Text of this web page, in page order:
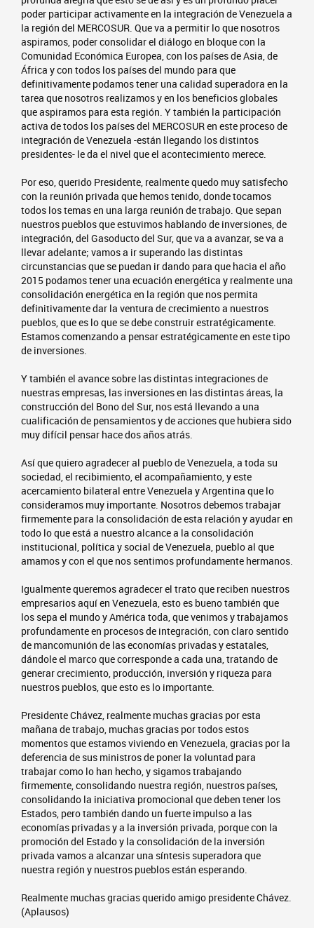
poder participar activamente en la integración de Venezuela a
la región del MERCOSUR. Que va a permitir lo que nosotros
aspiramos, poder consolidar el diálogo en bloque con la
Comunidad Económica Europea, con los países de Asia, de
África y con todos los países del mundo para que
definitivamente podamos tener una calidad superadora en la
tarea que nosotros realizamos y en los beneficios globales
que aspiramos para esta región. Y también la participación
activa de todos los países del MERCOSUR en este proceso de
integración de Venezuela -están llegando los distintos
presidentes- le da el nivel que el acontecimiento merece.
Por eso, querido Presidente, realmente quedo muy satisfecho
con la reunión privada que hemos tenido, donde tocamos
todos los temas en una larga reunión de trabajo. Que sepan
nuestros pueblos que estuvimos hablando de inversiones, de
integración, del Gasoducto del Sur, que va a avanzar, se va a
llevar adelante; vamos a ir superando las distintas
circunstancias que se puedan ir dando para que hacia el año
2015 podamos tener una ecuación energética y realmente una
consolidación energética en la región que nos permita
definitivamente dar la ventura de crecimiento a nuestros
pueblos, que es lo que se debe construir estratégicamente.
Estamos comenzando a pensar estratégicamente en este tipo
de inversiones.
Y también el avance sobre las distintas integraciones de
nuestras empresas, las inversiones en las distintas áreas, la
construcción del Bono del Sur, nos está llevando a una
cualificación de pensamientos y de acciones que hubiera sido
muy difícil pensar hace dos años atrás.
Así que quiero agradecer al pueblo de Venezuela, a toda su
sociedad, el recibimiento, el acompañamiento, y este
acercamiento bilateral entre Venezuela y Argentina que lo
consideramos muy importante. Nosotros debemos trabajar
firmemente para la consolidación de esta relación y ayudar en
todo lo que está a nuestro alcance a la consolidación
institucional, política y social de Venezuela, pueblo al que
amamos y con el que nos sentimos profundamente hermanos.
Igualmente queremos agradecer el trato que reciben nuestros
empresarios aquí en Venezuela, esto es bueno también que
los sepa el mundo y América toda, que venimos y trabajamos
profundamente en procesos de integración, con claro sentido
de mancomunión de las economías privadas y estatales,
dándole el marco que corresponde a cada una, tratando de
generar crecimiento, producción, inversión y riqueza para
nuestros pueblos, que esto es lo importante.
Presidente Chávez, realmente muchas gracias por esta
mañana de trabajo, muchas gracias por todos estos
momentos que estamos viviendo en Venezuela, gracias por la
deferencia de sus ministros de poner la voluntad para
trabajar como lo han hecho, y sigamos trabajando
firmemente, consolidando nuestra región, nuestros países,
consolidando la iniciativa promocional que deben tener los
Estados, pero también dando un fuerte impulso a las
economías privadas y a la inversión privada, porque con la
promoción del Estado y la consolidación de la inversión
privada vamos a alcanzar una síntesis superadora que
nuestra región y nuestros pueblos están esperando.
Realmente muchas gracias querido amigo presidente Chávez.
(Aplausos)